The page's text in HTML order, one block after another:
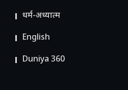
धर्म-अध्यात्म
English
Duniya 360